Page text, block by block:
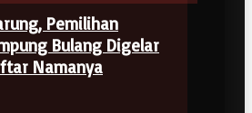
Pemilihan
Bulang Digelar
Namanya